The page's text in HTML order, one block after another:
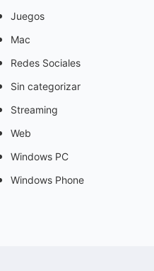
Juegos
Mac
Redes Sociales
Sin categorizar
Streaming
Web
Windows PC
Windows Phone